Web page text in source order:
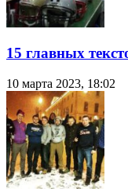
15 главных
10 марта 2023, 18:02